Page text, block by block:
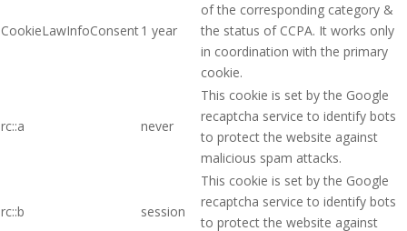
CookieLawInfoConsent1 year
of the corresponding category &
the status of CCPA. It works only
in coordination with the primary
cookie.
rc::a never
This cookie is set by the Google
recaptcha service to identify bots
to protect the website against
malicious spam attacks.
rc::b session
This cookie is set by the Google
recaptcha service to identify bots
to protect the website against